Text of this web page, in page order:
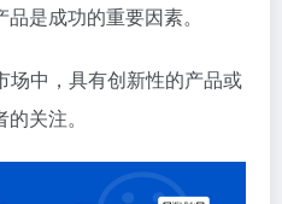
是成功的重要因素。
场中，具有创新性的产品或
关注。